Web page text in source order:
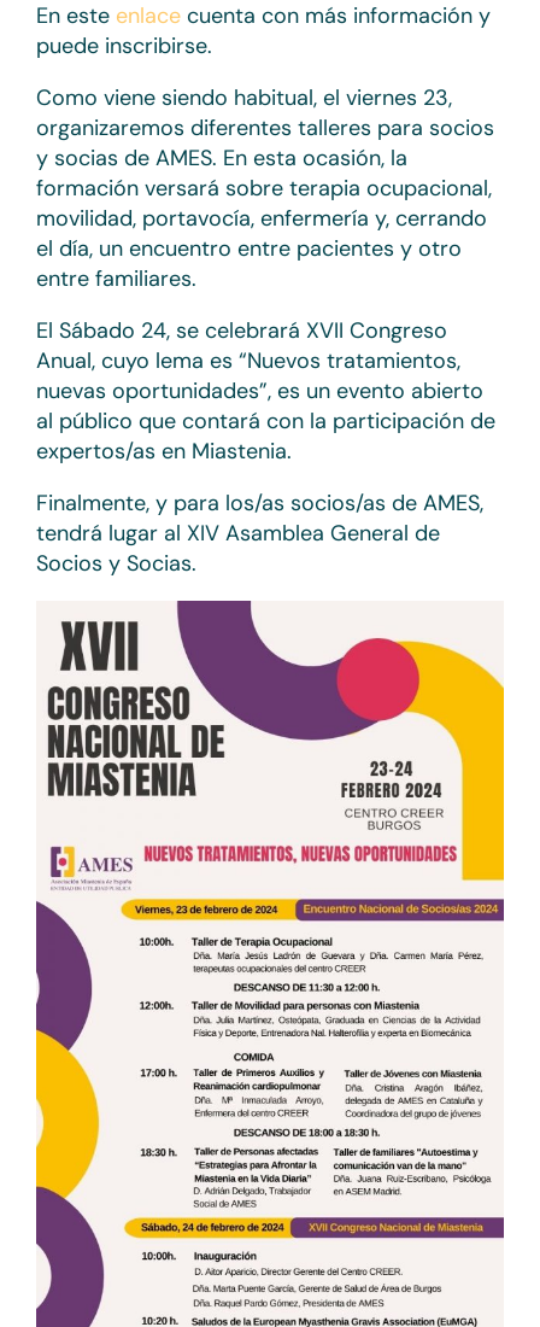
En este enlace cuenta con más información y
puede inscribirse.
Como viene siendo habitual, el viernes 23,
organizaremos diferentes talleres para socios
y socias de AMES. En esta ocasión, la
formación versará sobre terapia ocupacional,
movilidad, portavocía, enfermería y, cerrando
el día, un encuentro entre pacientes y otro
entre familiares.
El Sábado 24, se celebrará XVII Congreso
Anual, cuyo lema es “Nuevos tratamientos,
nuevas oportunidades”, es un evento abierto
al público que contará con la participación de
expertos/as en Miastenia.
Finalmente, y para los/as socios/as de AMES,
tendrá lugar al XIV Asamblea General de
Socios y Socias.